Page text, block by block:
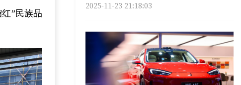
”民族品
2025-11-23 21:18:03